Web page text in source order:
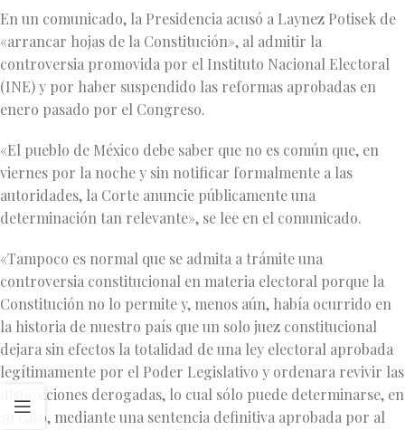
En un comunicado, la Presidencia acusó a Laynez Potisek de
«arrancar hojas de la Constitución», al admitir la
controversia promovida por el Instituto Nacional Electoral
(INE) y por haber suspendido las reformas aprobadas en
enero pasado por el Congreso.
«El pueblo de México debe saber que no es común que, en
viernes por la noche y sin notificar formalmente a las
autoridades, la Corte anuncie públicamente una
determinación tan relevante», se lee en el comunicado.
«Tampoco es normal que se admita a trámite una
controversia constitucional en materia electoral porque la
Constitución no lo permite y, menos aún, había ocurrido en
la historia de nuestro país que un solo juez constitucional
dejara sin efectos la totalidad de una ley electoral aprobada
legítimamente por el Poder Legislativo y ordenara revivir las
disposiciones derogadas, lo cual sólo puede determinarse, en
su caso, mediante una sentencia definitiva aprobada por al